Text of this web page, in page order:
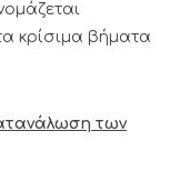
κρίσιμα βήματα
των